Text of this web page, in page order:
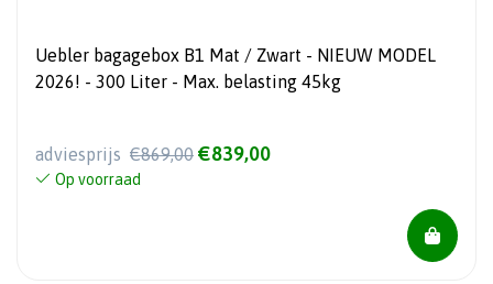
Uebler bagagebox B1 Mat / Zwart - NIEUW MODEL
2026! - 300 Liter - Max. belasting 45kg
adviesprijs €869,00 €839,00
Op voorraad